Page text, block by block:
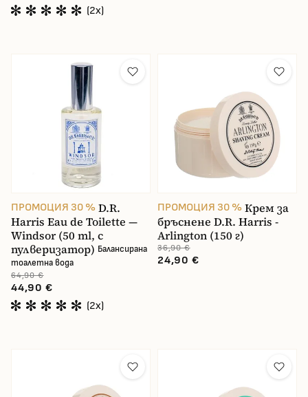
(2x)
ПРОМОЦИЯ 30 % D.R.
Harris Eau de Toilette —
Windsor (50 ml, с
пулверизатор) Балансирана
тоалетна вода
64,90 €
44,90 €
(2x)
ПРОМОЦИЯ 30 % Крем за
бръснене D.R. Harris -
Arlington (150 г)
36,90 €
24,90 €